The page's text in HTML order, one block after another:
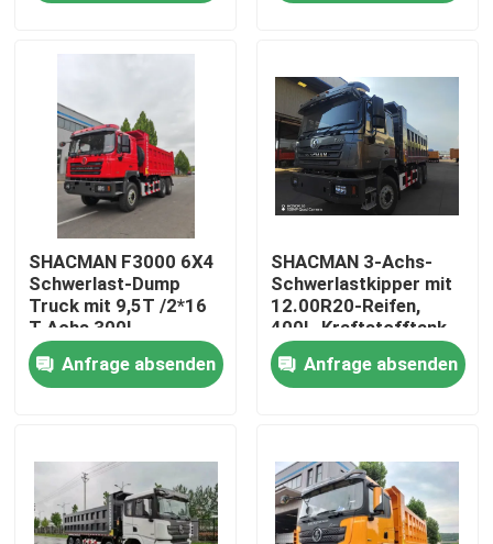
Produkte
Über uns
Werksbesichtigung
Qualitätskontrolle
Kontakt mit uns
Neuigkeiten
Bitte um ein Angebot
SHACMAN F3000 6X4
Schwerlast-Dump
Truck mit 9,5T /2*16
T Achs 300L
Kraftstoffbehälter
und 3775+1400 mm
Radstand
Anfrage absenden
SHACMAN 3-Achs-
Schwerlastkipper mit
12.00R20-Reifen,
400L-Kraftstofftank
und manuellem
Getriebe, 430 PS Euro
II, 25 Tonnen
Anfrage absenden